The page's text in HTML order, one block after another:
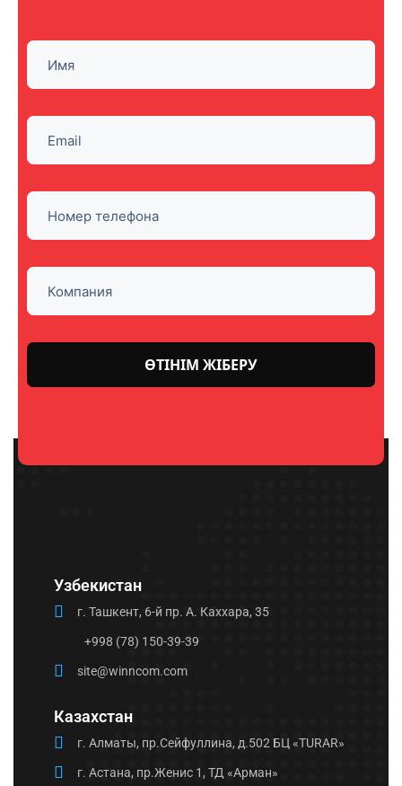
this
Узбекистан
г. Ташкент, 6-й пр. А. Каххара, 35
+998 (78) 150-39-39
site@winncom.com
Казахстан
г. Алматы, пр.Сейфуллина, д.502 БЦ «TURAR»
г. Астана, пр.Женис 1, ТД «Арман»